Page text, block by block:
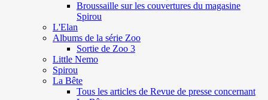
Broussaille sur les couvertures du magasine
Spirou
L'Elan
Albums de la série Zoo
Sortie de Zoo 3
Little Nemo
Spirou
La Bête
Tous les articles de Revue de presse concernant